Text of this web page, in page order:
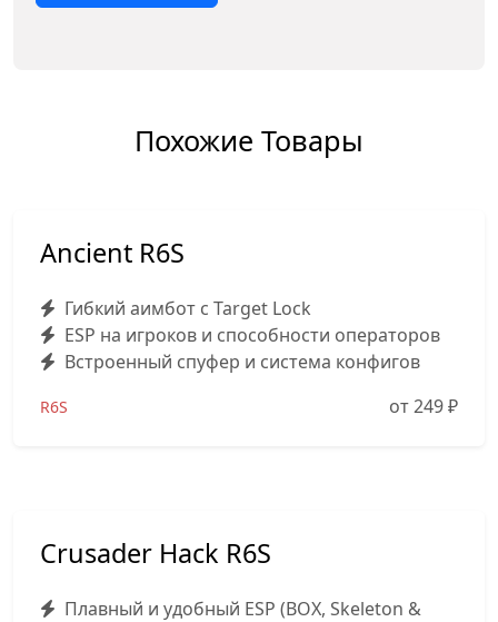
Похожие Товары
Ancient R6S
Гибкий аимбот с Target Lock
ESP на игроков и способности операторов
Встроенный спуфер и система конфигов
R6S от 249₽
Crusader Hack R6S
Плавный и удобный ESP (BOX, Skeleton &